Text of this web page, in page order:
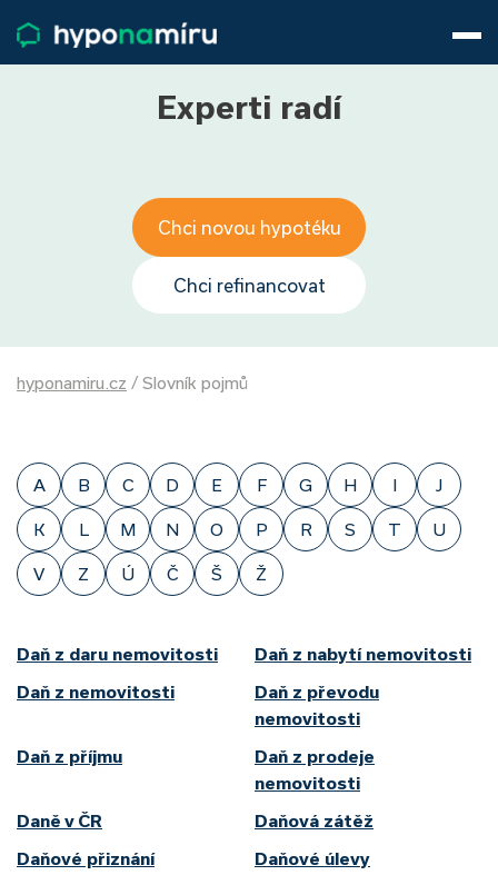
Životní pojištění
Pojištění nemovitosti
800 688 388
9−16 hod.
Přihlásit
Experti radí
Chci novou hypotéku
Chci refinancovat
hyponamiru.cz / Slovník pojmů
A B C D E F G H I J
K L M N O P R S T U
V Z Ú Č Š Ž
Daň z daru nemovitosti
Daň z nabytí nemovitosti
Daň z nemovitosti
Daň z převodu
nemovitosti
Daň z příjmu
Daň z prodeje
nemovitosti
Daně v ČR
Daňová zátěž
Daňové přiznání
Daňové úlevy